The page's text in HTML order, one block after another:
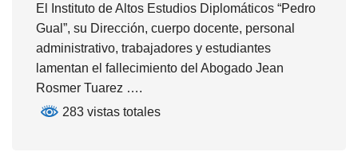
El Instituto de Altos Estudios Diplomáticos “Pedro
Gual”, su Dirección, cuerpo docente, personal
administrativo, trabajadores y estudiantes
lamentan el fallecimiento del Abogado Jean
Rosmer Tuarez ….
283 vistas totales